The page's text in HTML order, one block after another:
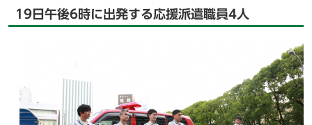
19日午後6時に出発する応援派遣職員4人